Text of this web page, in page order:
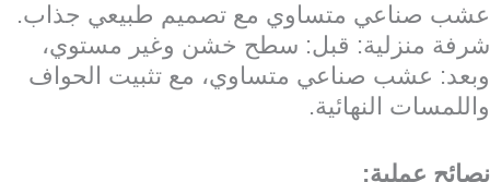
عشب صناعي متساوي مع تصميم طبيعي جذاب.
شرفة منزلية: قبل: سطح خشن وغير مستوي،
وبعد: عشب صناعي متساوي، مع تثبيت الحواف
واللمسات النهائية.
نصائح عملية: